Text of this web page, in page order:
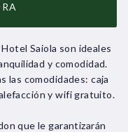
Saiola son ideales
y comodidad.
las comodidades: caja
y wifi gratuito.
que le garantizarán